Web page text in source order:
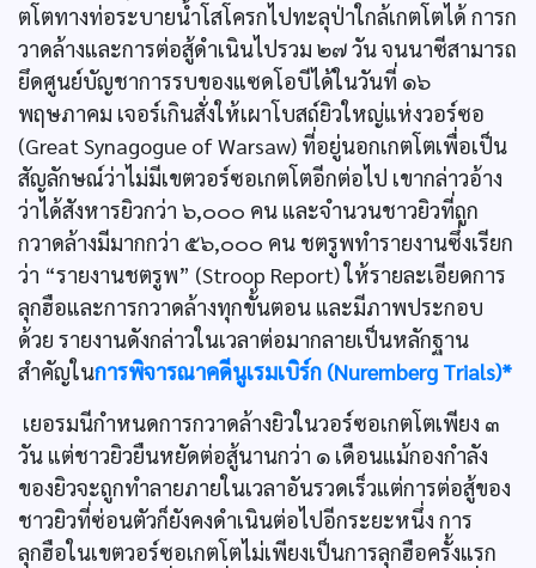
ตโตทางท่อระบายน้ำโสโครกไปทะลุป่าใกล้เกตโตได้ การก
วาดล้างและการต่อสู้ดำเนินไปรวม ๒๗ วัน จนนาซีสามารถ
ยึดศูนย์บัญชาการรบของแซดโอบีได้ในวันที่ ๑๖
พฤษภาคม เจอร์เกินสั่งให้เผาโบสถ์ยิวใหญ่แห่งวอร์ซอ
(Great Synagogue of Warsaw) ที่อยู่นอกเกตโตเพื่อเป็น
สัญลักษณ์ว่าไม่มีเขตวอร์ซอเกตโตอีกต่อไป เขากล่าวอ้าง
ว่าได้สังหารยิวกว่า ๖,๐๐๐ คน และจำนวนชาวยิวที่ถูก
กวาดล้างมีมากกว่า ๕๖,๐๐๐ คน ชตรูพทำรายงานซึ่งเรียก
ว่า “รายงานชตรูพ” (Stroop Report) ให้รายละเอียดการ
ลุกฮือและการกวาดล้างทุกขั้นตอน และมีภาพประกอบ
ด้วย รายงานดังกล่าวในเวลาต่อมากลายเป็นหลักฐาน
สำคัญในการพิจารณาคดีนูเรมเบิร์ก (Nuremberg Trials)*
เยอรมนีกำหนดการกวาดล้างยิวในวอร์ซอเกตโตเพียง ๓
วัน แต่ชาวยิวยืนหยัดต่อสู้นานกว่า ๑ เดือนแม้กองกำลัง
ของยิวจะถูกทำลายภายในเวลาอันรวดเร็วแต่การต่อสู้ของ
ชาวยิวที่ซ่อนตัวก็ยังคงดำเนินต่อไปอีกระยะหนึ่ง การ
ลุกฮือในเขตวอร์ซอเกตโตไม่เพียงเป็นการลุกฮือครั้งแรก